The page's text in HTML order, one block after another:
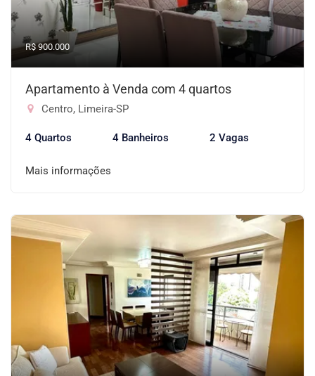
R$ 900.000
Apartamento à Venda com 4 quartos
Centro, Limeira-SP
4 Quartos 4 Banheiros 2 Vagas
Mais informações